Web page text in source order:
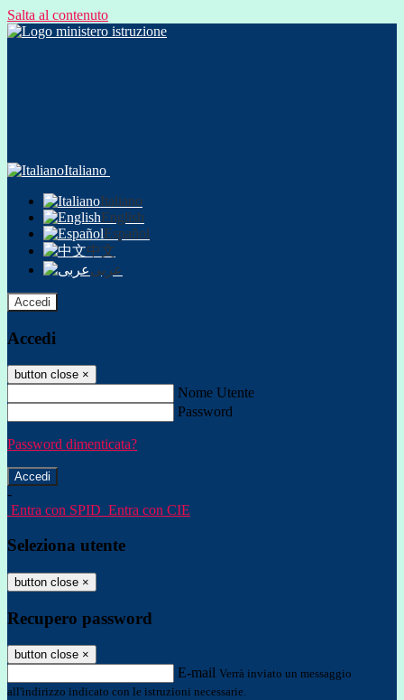
Salta al contenuto
Italiano
Italiano
English
Español
中文
عربى
Accedi
Accedi
button close ×
Nome Utente
Password
Password dimenticata?
-
Entra con SPID Entra con CIE
Seleziona utente
button close ×
Recupero password
button close ×
E-mail Verrà inviato un messaggio
all'indirizzo indicato con le istruzioni necessarie.